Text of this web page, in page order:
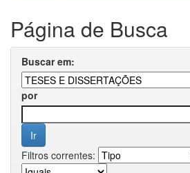
Página de Busca
Buscar em:
por
Filtros correntes: